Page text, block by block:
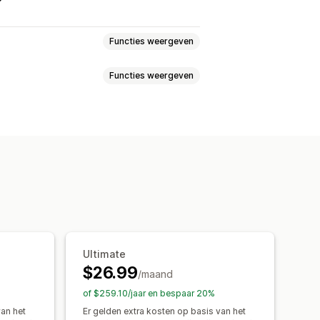
Functies weergeven
Mobiel responsief
Functies weergeven
Weergave van voorraad
het
Ultimate
$26.99/maand
of $259.10/jaar en bespaar 20%
Er gelden extra kosten op basis van het